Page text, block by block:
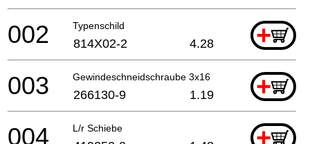
Typenschild +
002 814X02-2 4.28
Gewindeschneidschraube 3x16 +
003 266130-9 1.19
L/r Schiebe +
004